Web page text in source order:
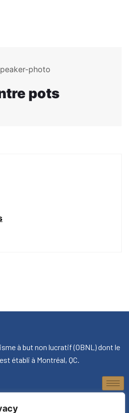
pots
à but non lucratif (OBNL) dont le
établi à Montréal, QC.